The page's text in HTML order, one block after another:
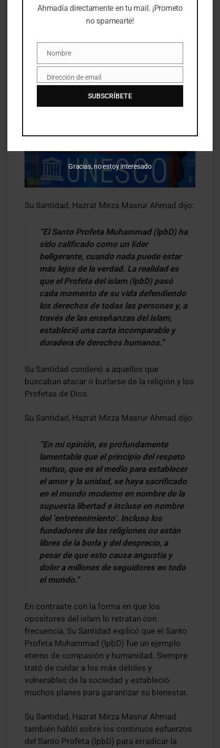
Santo Profeta Muhammad (lpbD).
Su Santidad, Hazrat Mirza Masrur Ahmad dijo:
“El Santo Profeta Muhammad (lpbD) ha
sido calificado como un líder
beligerante, cuando nada puede estar
más lejos de la verdad. La realidad es
que el Profeta del islam (lpbD) pasó
cada momento de su vida defendiendo
los derechos de todas las personas y, a
través de las enseñanzas del islam,
estableció una carta incomparable y
duradera de derechos humanos.”
Su Santidad condenó a aquellos que
buscaban atacar o burlarse de la religión y los
Profetas de Dios.
Su Santidad, Hazrat Mirza Masrur Ahmad dijo:
“En mi opinión, es profundamente
lamentable que el principio del respeto
mutuo, que es el medio para establecer
el amor y la unidad, se haya sacrificado
en el mundo moderno en nombre de la
supuesta libertad e incluso en nombre
del ‘entretenimiento’. Incluso los
fundadores de las religiones no están
libres de la burla y del desprecio, a
pesar de que esto causa angustia y
dolor a millones de seguidores en todo
el mundo.”
En contraste con la forma en que los
opositores del islam lo retratan con
frecuencia, Su Santidad explicó que el Santo
Profeta Muhammad (lpbD) fue un ejemplo
eterno de compasión y humanidad. Siempre
trató de cuidar a los más débiles y
vulnerables de la sociedad y estableció
muchos planes para garantizar su bienestar.
Su Santidad, Hazrat Mirza Masrur Ahmad
también habló sobre los continuos esfuerzos
del Santo Profeta (lpbD) para erradicar la
Ahmadía directamente en tu mail. ¡Prometo
no spamearte!
Nombre
Nombre
EmailDirección de email
SUBSCRÍBETE
Gracias, no estoy interesado